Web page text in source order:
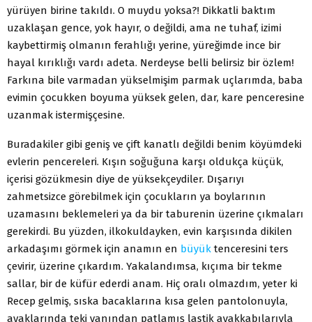
yürüyen birine takıldı. O muydu yoksa?! Dikkatli baktım
uzaklaşan gence, yok hayır, o değildi, ama ne tuhaf, izimi
kaybettirmiş olmanın ferahlığı yerine, yüreğimde ince bir
hayal kırıklığı vardı adeta. Nerdeyse belli belirsiz bir özlem!
Farkına bile varmadan yükselmişim parmak uçlarımda, baba
evimin çocukken boyuma yüksek gelen, dar, kare penceresine
uzanmak istermişçesine.
Buradakiler gibi geniş ve çift kanatlı değildi benim köyümdeki
evlerin pencereleri. Kışın soğuğuna karşı oldukça küçük,
içerisi gözükmesin diye de yüksekçeydiler. Dışarıyı
zahmetsizce görebilmek için çocukların ya boylarının
uzamasını beklemeleri ya da bir taburenin üzerine çıkmaları
gerekirdi. Bu yüzden, ilkokuldayken, evin karşısında dikilen
arkadaşımı görmek için anamın en büyük tenceresini ters
çevirir, üzerine çıkardım. Yakalandımsa, kıçıma bir tekme
sallar, bir de küfür ederdi anam. Hiç oralı olmazdım, yeter ki
Recep gelmiş, sıska bacaklarına kısa gelen pantolonuyla,
ayaklarında teki yanından patlamış lastik ayakkabılarıyla